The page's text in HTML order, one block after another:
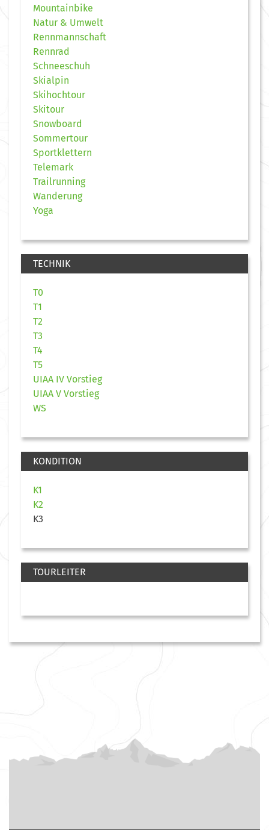
Mountainbike
Natur & Umwelt
Rennmannschaft
Rennrad
Schneeschuh
Skialpin
Skihochtour
Skitour
Snowboard
Sommertour
Sportklettern
Telemark
Trailrunning
Wanderung
Yoga
TECHNIK
T0
T1
T2
T3
T4
T5
UIAA IV Vorstieg
UIAA V Vorstieg
WS
KONDITION
K1
K2
K3
TOURLEITER